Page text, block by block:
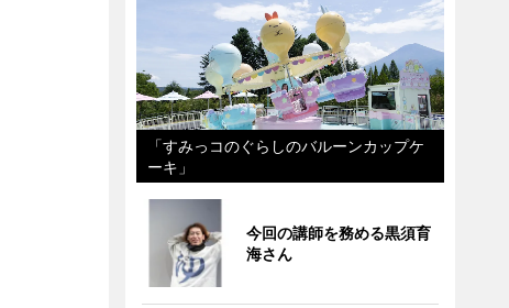
「すみっコのぐらしのバルーンカップケ
ーキ」
今回の講師を務める黒須育
海さん